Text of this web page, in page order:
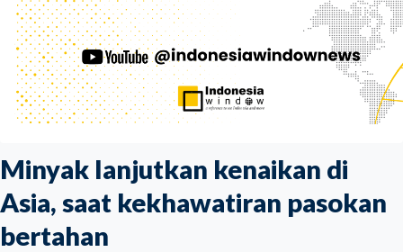
Minyak lanjutkan kenaikan di
Asia, saat kekhawatiran pasokan
bertahan